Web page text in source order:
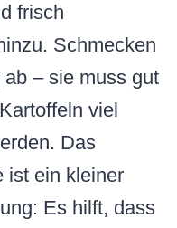
frisch
Schmecken
– sie muss gut
viel
Das
ist ein kleiner
Es hilft, dass